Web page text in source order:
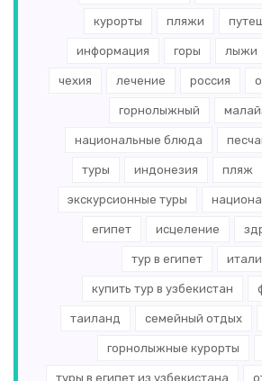
курорты пляжи
информация горы лыжи
чехия лечение россия
горнолыжный
национальные блюда
туры индонезия пляж
экскурсионные туры
египет исцеление
тур в египет
купить тур в узбекистан
таиланд семейный отдых
горнолыжные курорты
туры в египет из узбекистана